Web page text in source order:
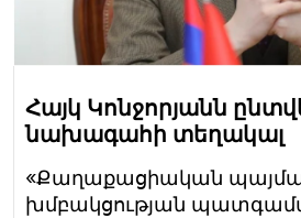
Հայկ Կոնջորյանն
նախագահի տեղակալ
«Քաղաքացիական
խմբակցության